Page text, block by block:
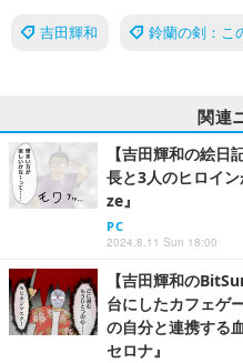
吉田輝和 鈴蘭の剣：こ
関連
【吉田輝和の絵
長と3人のヒロイ
ze』
PC
2024.8.11 Sun 18:00
【吉田輝和の
台にしたカフェゲ
の自分と連携する
セロナ』